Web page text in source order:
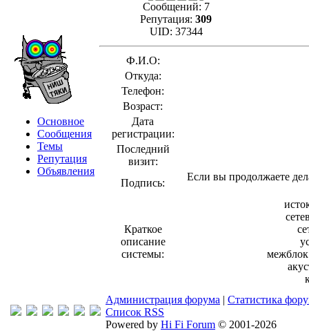
Основное
Сообщения
Темы
Репутация
Объявления
Сообщений: 7
Репутация: 309
UID: 37344
Ф.И.О:
Откуда:
Телефон:
Возраст:
Дата
регистрации:
Последний
визит:
Подпись:
Если вы продолжаете
Краткое
описание
системы:
Администрация форума | Статистика
Список RSS
Powered by Hi Fi Forum © 2001-2026